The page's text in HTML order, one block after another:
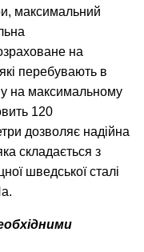
максимальний
на
перебувають в
на максимальному
120
дозволяє надійна
складається з
шведської сталі